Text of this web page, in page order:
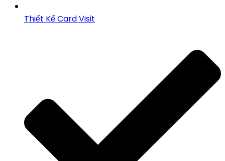
Thiết Kế Card Visit